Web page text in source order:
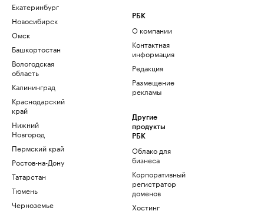
Екатеринбург
Новосибирск
Омск
Башкортостан
Вологодская
область
Калининград
Краснодарский
край
Нижний
Новгород
Пермский край
Ростов-на-Дону
Татарстан
Тюмень
Черноземье
РБК
О компании
Контактная
информация
Редакция
Размещение
рекламы
Другие
продукты
РБК
Облако для
бизнеса
Корпоративный
регистратор
доменов
Хостинг